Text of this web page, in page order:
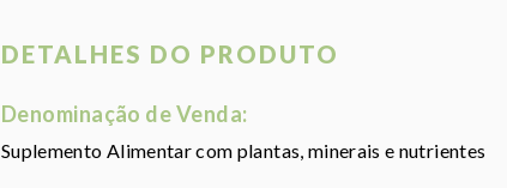
DETALHES DO PRODUTO
Denominação de Venda:
Suplemento Alimentar com plantas, minerais e nutrientes